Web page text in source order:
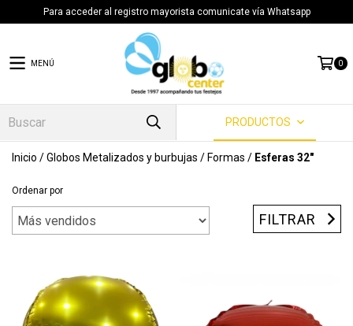
Para acceder al registro mayorista comunicate vía Whatsapp
MENÚ 0
PRODUCTOS
Inicio /Globos Metalizados y burbujas / Formas / Esferas 32"
Ordenar por
FILTRAR